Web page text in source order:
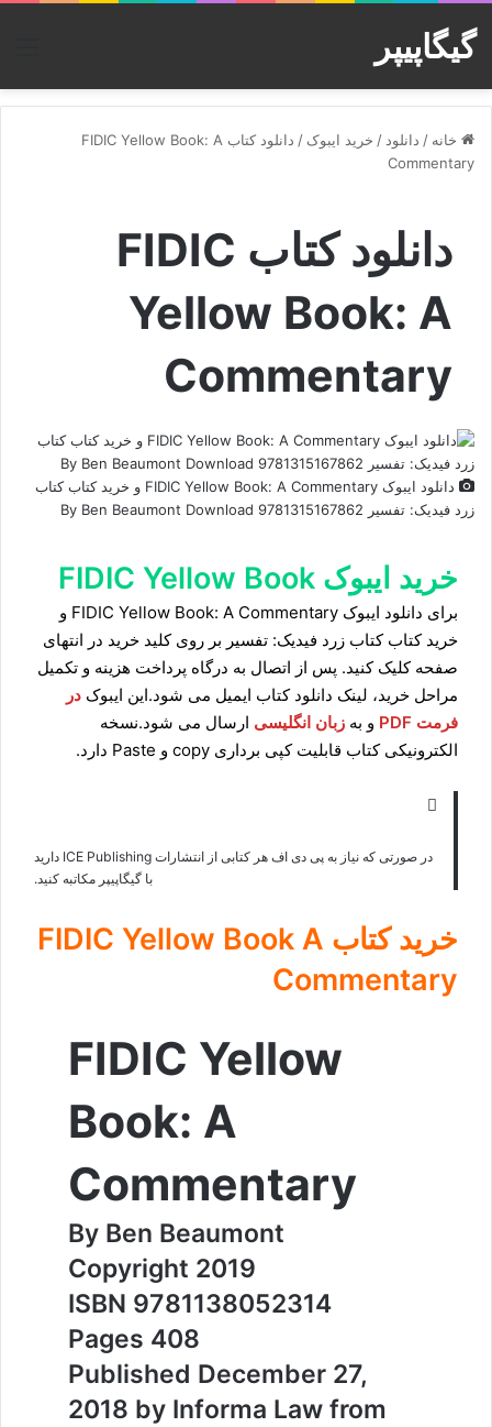
گیگاپیپر
خانه / دانلود / خرید ایبوک /
دانلود کتاب FIDIC Yellow Book: A
Commentary
دانلود کتاب FIDIC
Yellow Book: A
Commentary
دانلود ایبوک FIDIC Yellow Book: A Commentary و خرید کتاب کتاب
زرد فیدیک: تفسیر By Ben Beaumont Download 9781315167862
خرید ایبوک FIDIC Yellow Book
برای دانلود ایبوک FIDIC Yellow Book: A Commentary و
خرید کتاب کتاب زرد فیدیک: تفسیر بر روی کلید خرید در انتهای
صفحه کلیک کنید. پس از اتصال به درگاه پرداخت هزینه و تکمیل
مراحل خرید، لینک دانلود کتاب ایمیل می شود.این ایبوک در
فرمت PDF
و به زبان انگلیسی ارسال می شود.نسخه
الکترونیکی کتاب قابلیت کپی برداری copy و Paste دارد.
در صورتی که نیاز به پی دی اف هر کتابی از انتشارات ICE Publishing دارید
با گیگاپیپر مکاتبه کنید.
خرید کتاب FIDIC Yellow Book A
Commentary
FIDIC Yellow
Book: A
Commentary
By Ben Beaumont
Copyright 2019
ISBN 9781138052314
408 Pages
Published December 27,
2018 by Informa Law from